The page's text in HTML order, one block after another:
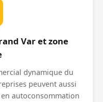
Var et zone
dynamique du
peuvent aussi
autoconsommation